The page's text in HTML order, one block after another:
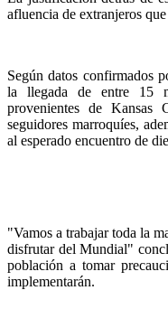
afluencia de extranjeros
Según datos confirmados
la llegada de entre 15
provenientes de
seguidores marroquíes,
al esperado encuentro de
"Vamos a trabajar toda la
disfrutar del Mundial"
población a tomar
implementarán.